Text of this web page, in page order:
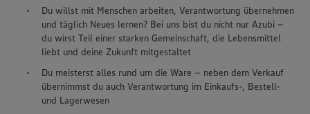
Du willst mit Menschen arbeiten, Verantwortung übernehmen
und täglich Neues lernen? Bei uns bist du nicht nur Azubi –
du wirst Teil einer starken Gemeinschaft, die Lebensmittel
liebt und deine Zukunft mitgestaltet
Du meisterst alles rund um die Ware – neben dem Verkauf
übernimmst du auch Verantwortung im Einkaufs-, Bestell-
und Lagerwesen